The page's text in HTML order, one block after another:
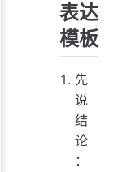
表达
模板
先
说
结
论
：